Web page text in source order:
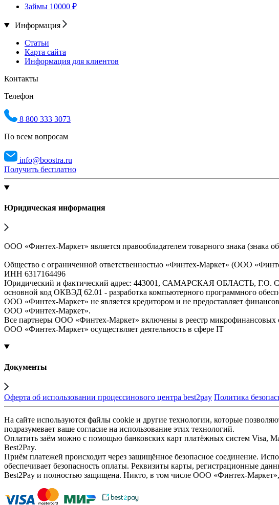
Займы 10000 ₽
Информация
Статьи
Карта сайта
Информация для клиентов
Контакты
Телефон
8 800 333 3073
По всем вопросам
info@boostra.ru
Получить бесплатно
Юридическая информация
ООО «Финтех-Маркет» является правообладателем товарного знака (знака
Общество с ограниченной ответственностью «Финтех-Маркет» (ООО
ИНН 6317164496
Юридический и фактический адрес: 443001, САМАРСКАЯ
основной код ОКВЭД 62.01 - разработка компьютерного программного
ООО «Финтех-Маркет» не является кредитором и не предоставляет
ООО «Финтех-Маркет».
Все партнеры ООО «Финтех-Маркет» включены в реестр микрофинансовых
ООО «Финтех-Маркет» осуществляет деятельность в сфере IT
Документы
Оферта об использовании процессинового центра best2pay Политика
На сайте используются файлы cookie и другие технологии, которые
подразумевает ваше согласие на использование этих технологий.
Оплатить заём можно с помощью банковских карт платёжных систем Visa,
Best2Pay.
Приём платежей происходит через защищённое безопасное соединение.
обеспечивает безопасность оплаты. Реквизиты карты, регистрационные
Best2Pay и полностью защищена. Никто, в том числе ООО «Финтех-